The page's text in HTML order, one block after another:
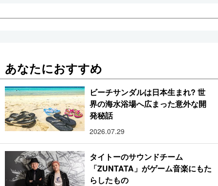
あなたにおすすめ
ビーチサンダルは日本生まれ? 世
界の海水浴場へ広まった意外な開
発秘話
2026.07.29
タイトーのサウンドチーム
「ZUNTATA」がゲーム音楽にもた
らしたもの